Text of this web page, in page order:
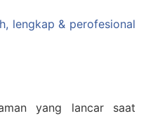
lengkap & perofesional
yang lancar saat